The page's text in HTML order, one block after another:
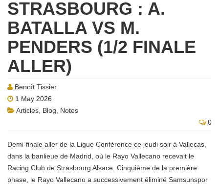
STRASBOURG : A.
BATALLA VS M.
PENDERS (1/2 FINALE
ALLER)
Benoît Tissier
1 May 2026
Articles Blog
Notes
0
Demi-finale aller de la Ligue Conférence ce jeudi soir à Vallecas,
dans la banlieue de Madrid, où le Rayo Vallecano recevait le
Racing Club de Strasbourg Alsace. Cinquième de la première
phase, le Rayo Vallecano a successivement éliminé Samsunspor